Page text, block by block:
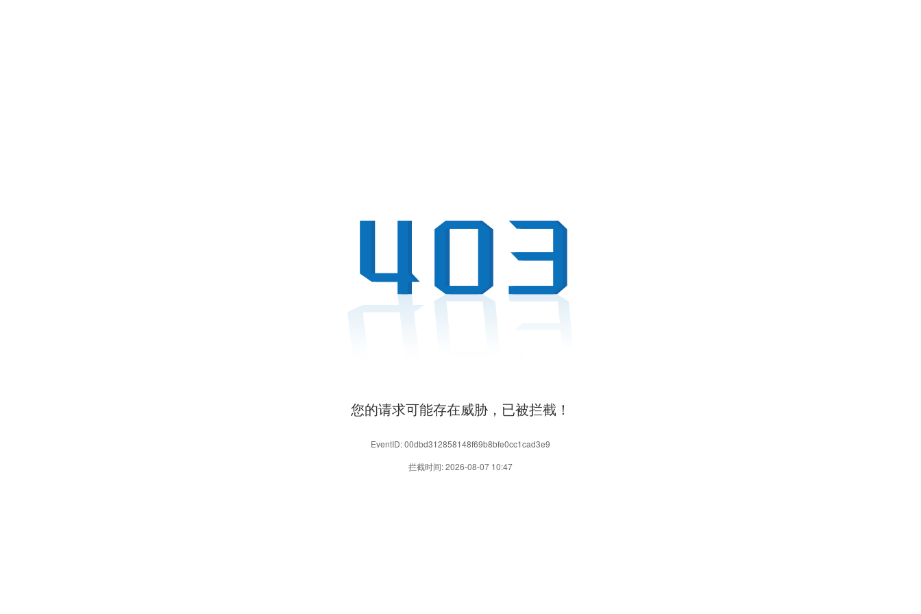
您的请求可能存在威胁，已被拦截！
EventID: 00dbd312858148f69b8bfe0cc1cad3e9
拦截时间: 2026-08-07 10:47